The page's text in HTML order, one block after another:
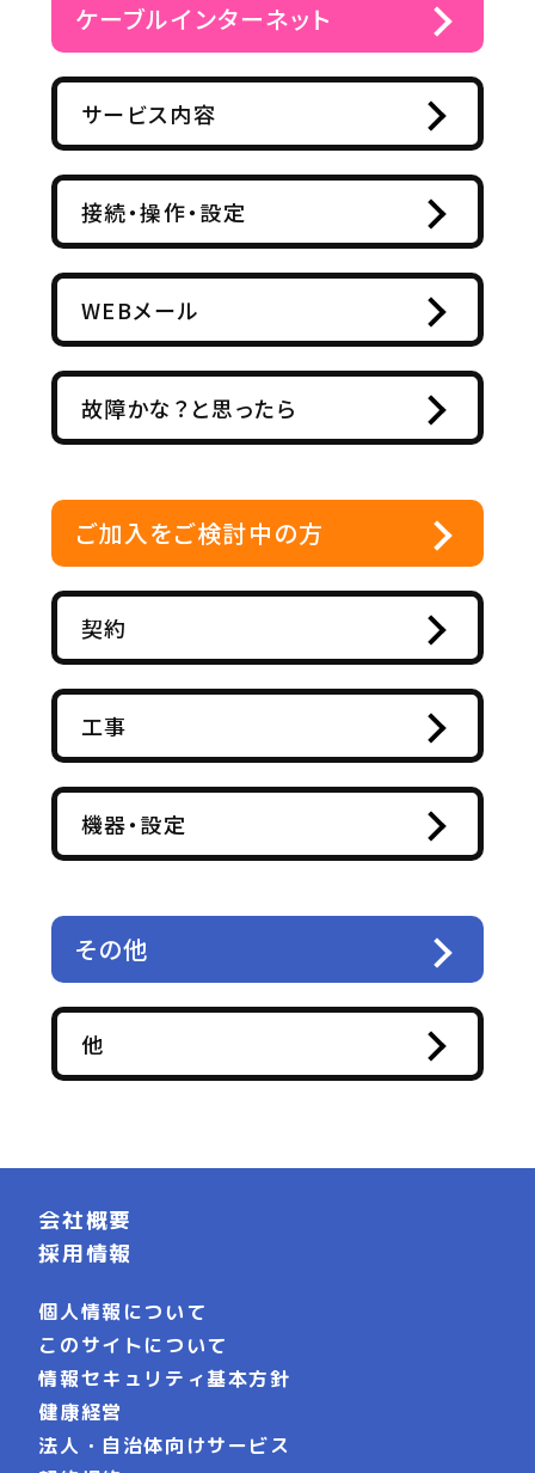
ご加入をご検討中の方
契約
工事
機器・設定
ケーブルインターネット
サービス内容
接続・操作・設定
WEBメール
故障かな？と思ったら
その他
他
会社概要
採用情報
個人情報について
このサイトについて
情報セキュリティ基本方針
健康経営
法人・自治体向けサービス